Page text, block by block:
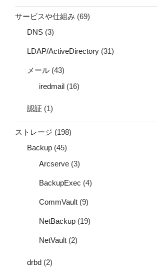
サービスや仕組み (69)
DNS (3)
LDAP/ActiveDirectory (31)
メール (43)
iredmail (16)
認証 (1)
ストレージ (198)
Backup (45)
Arcserve (3)
BackupExec (4)
CommVault (9)
NetBackup (19)
NetVault (2)
drbd (2)